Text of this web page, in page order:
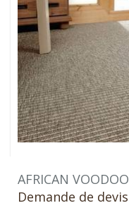
AFRICAN VOODOO
Demande de devis